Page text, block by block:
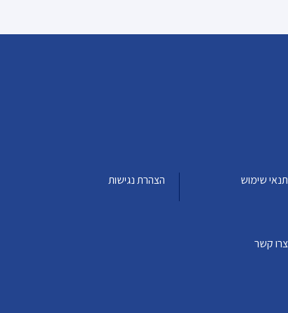
תנאי שימוש הצהרת נגישות
צרו קשר